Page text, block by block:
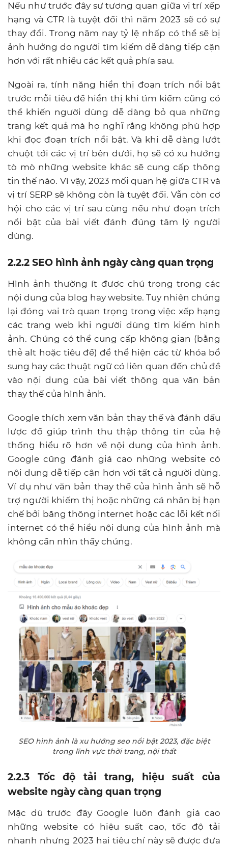
Nếu như trước đây sự tương quan giữa vị trí xếp
hạng và CTR là tuyệt đối thì năm 2023 sẽ có sự
thay đổi. Trong năm nay tỷ lệ nhấp có thể sẽ bị
ảnh hưởng do người tìm kiếm dễ dàng tiếp cận
hơn với rất nhiều các kết quả phía sau.
Ngoài ra, tính năng hiển thị đoạn trích nổi bật
trước mỗi tiêu đề hiển thị khi tìm kiếm cũng có
thể khiến người dùng dễ dàng bỏ qua những
trang kết quả mà họ nghĩ rằng không phù hợp
khi đọc đoạn trích nổi bật. Và khi dễ dàng lướt
chuột tới các vị trí bên dưới, họ sẽ có xu hướng
tò mò những website khác sẽ cung cấp thông
tin thế nào. Vì vậy, 2023 mối quan hệ giữa CTR và
vị trí SERP sẽ không còn là tuyệt đối. Vẫn còn cơ
hội cho các vị trí sau cùng nếu như đoạn trích
nổi bật của bài viết đánh đúng tâm lý người
dùng.
2.2.2 SEO hình ảnh ngày càng quan trọng
Hình ảnh thường ít được chú trọng trong các
nội dung của blog hay website. Tuy nhiên chúng
lại đóng vai trò quan trọng trong việc xếp hạng
các trang web khi người dùng tìm kiếm hình
ảnh. Chúng có thể cung cấp không gian (bằng
thẻ alt hoặc tiêu đề) để thể hiện các từ khóa bổ
sung hay các thuật ngữ có liên quan đến chủ đề
vào nội dung của bài viết thông qua văn bản
thay thế của hình ảnh.
Google thích xem văn bản thay thế và đánh dấu
lược đồ giúp trình thu thập thông tin của hệ
thống hiểu rõ hơn về nội dung của hình ảnh.
Google cũng đánh giá cao những website có
nội dung dễ tiếp cận hơn với tất cả người dùng.
Ví dụ như văn bản thay thế của hình ảnh sẽ hỗ
trợ người khiếm thị hoặc những cá nhân bị hạn
chế bởi băng thông internet hoặc các lỗi kết nối
internet có thể hiểu nội dung của hình ảnh mà
không cần nhìn thấy chúng.
SEO hình ảnh là xu hướng seo nổi bật 2023, đặc biệt
trong lĩnh vực thời trang, nội thất
2.2.3 Tốc độ tải trang, hiệu suất của
website ngày càng quan trọng
Mặc dù trước đây Google luôn đánh giá cao
những website có hiệu suất cao, tốc độ tải
nhanh nhưng 2023 hai tiêu chí này sẽ được đưa